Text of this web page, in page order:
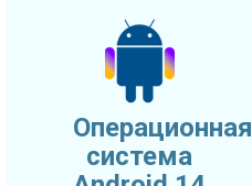
Операционная
система